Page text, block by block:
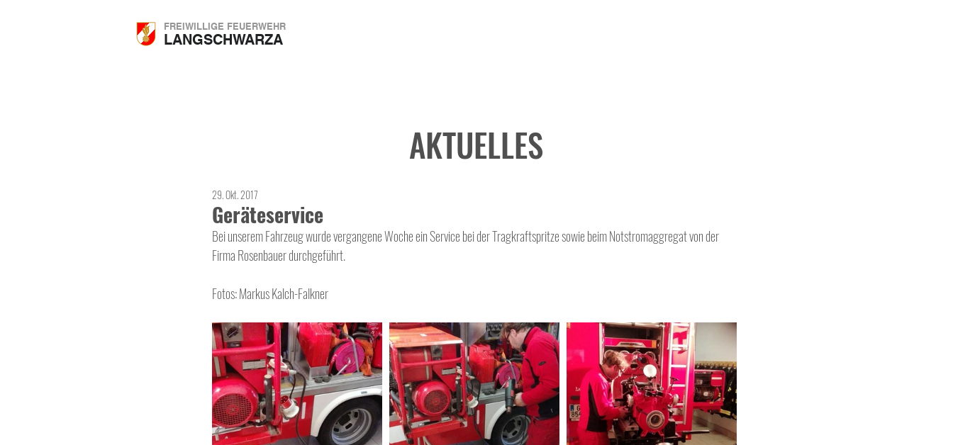
FREIWILLIGE FEUERWEHR
LANGSCHWARZA
AKTUELLES
Geräteservice
29. Okt. 2017
Bei unserem Fahrzeug wurde vergangene Woche ein Service bei der Tragkraftspritze sowie beim Notstromaggregat von der
Firma Rosenbauer durchgeführt.
Fotos: Markus Kalch-Falkner